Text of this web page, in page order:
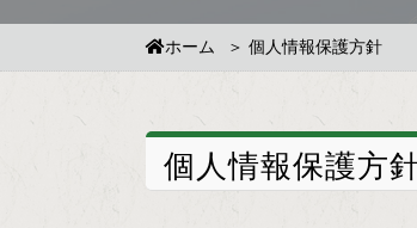
ホーム 個人情報保護方針
個人情報保護方